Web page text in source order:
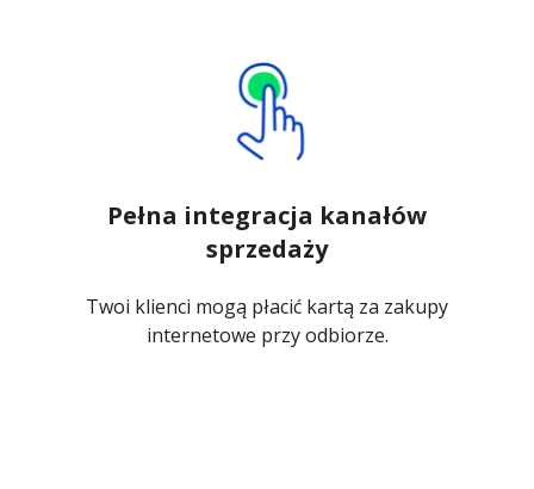
Pełna integracja kanałów
sprzedaży
Twoi klienci mogą płacić kartą za zakupy
internetowe przy odbiorze.